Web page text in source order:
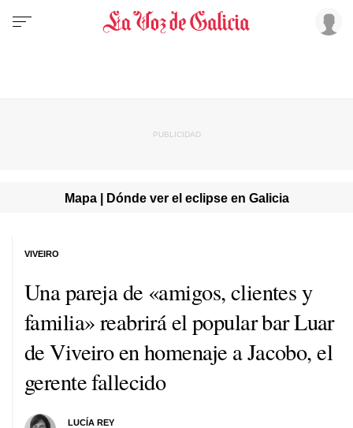
Mapa | Dónde ver el eclipse en Galicia
Una pareja de «amigos, clientes y
familia» reabrirá el popular bar Luar
de Viveiro en homenaje a Jacobo, el
gerente fallecido
LUCÍA REY
VIVEIRO